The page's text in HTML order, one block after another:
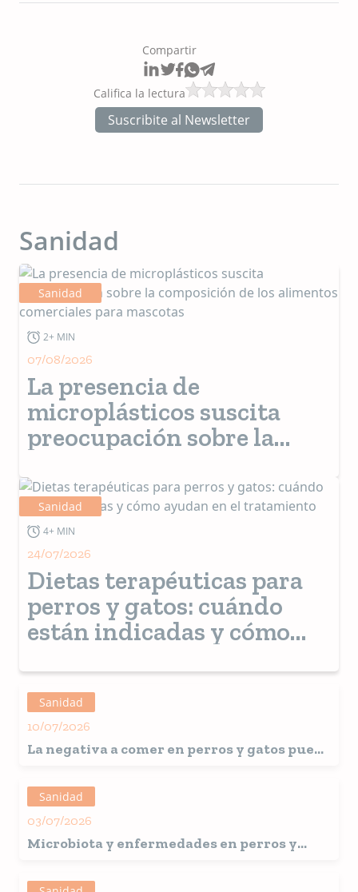
Compartir
Califica la lectura
Suscribite al Newsletter
Sanidad
Sanidad
2+ MIN
07/08/2026
La presencia de
microplásticos suscita
preocupación sobre la
alimentos comerciales
para mascotas
Sanidad
4+ MIN
24/07/2026
Dietas terapéuticas para
perros y gatos: cuándo
están indicadas y cómo
Sanidad
10/07/2026
La negativa a comer en perros y gatos puede
y avanzadas.
Sanidad
03/07/2026
Microbiota y enfermedades en perros y
rutinario de la dieta para garantizar su